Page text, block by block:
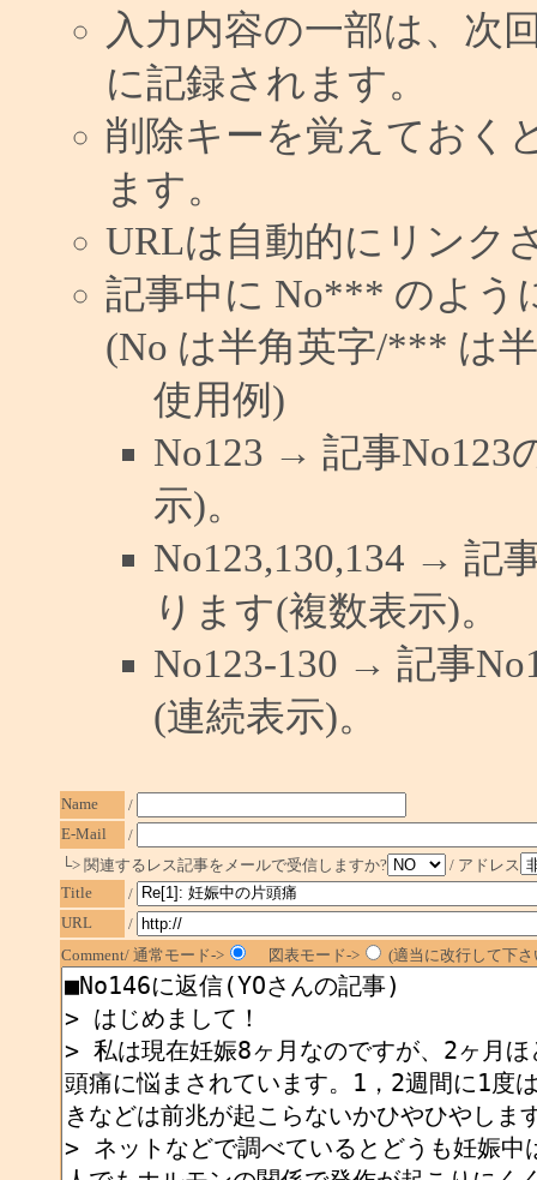
入力内容の一部は、次
に記録されます。
削除キーを覚えておく
ます。
URLは自動的にリンク
記事中に No*** のよう
(No は半角英字/*** は
使用例)
No123 → 記事No123
示)。
No123,130,134 → 記
ります(複数表示)。
No123-130 → 記事
(連続表示)。
Name
/
E-Mail
/
└> 関連するレス記事をメールで受信しますか?
/ アドレス
Title
/
URL
/
Comment/ 通常モード->
図表モード-> (適当に改行して下